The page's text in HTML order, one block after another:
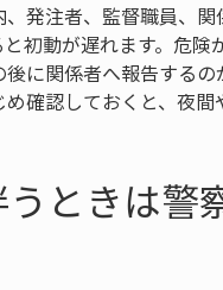
発注者、監督職員、
初動が遅れます。危険
に関係者へ報告する
確認しておくと、夜
ときは警